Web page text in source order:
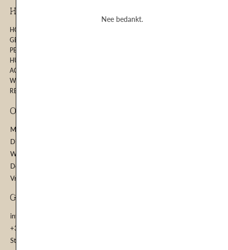
Handige Links
HOME
GEZICHTSBEHANDELINGEN
PERMANENTE MAKE-UP
HUIDVERBETERINGSTRAJECT
ACNE BEHANDELING
WEBSHOP
RESULTATEN
Openinstijden
Maandag: 09.00 - 15.00 | 18.30 - 21.30
Dinsdag: 09.00 - 15.00
Woensdag: 09.00 - 15.00
Donderdag: 09.00 - 15.00
Vrijdag: 10.00 - 15.00
GEGEVENS
info@mijnhuidcoach.nl
+31 6 24664714
Stationssingel 30
Nee bedankt.